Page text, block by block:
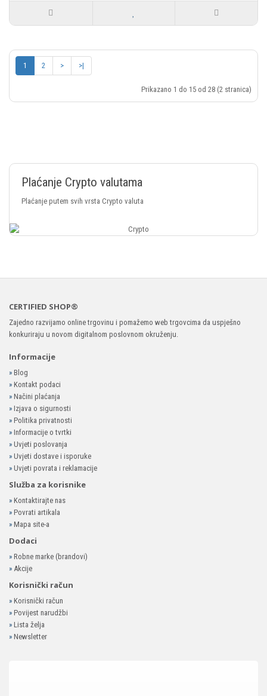
1 2 > >|
Prikazano 1 do 15 od 28 (2 stranica)
Plaćanje Crypto valutama
Plaćanje putem svih vrsta Crypto valuta
CERTIFIED SHOP®
Zajedno razvijamo online trgovinu i pomažemo web trgovcima da uspješno
konkuriraju u novom digitalnom poslovnom okruženju.
Informacije
» Blog
» Kontakt podaci
» Načini plaćanja
» Izjava o sigurnosti
» Politika privatnosti
» Informacije o tvrtki
» Uvjeti poslovanja
» Uvjeti dostave i isporuke
» Uvjeti povrata i reklamacije
Služba za korisnike
» Kontaktirajte nas
» Povrati artikala
» Mapa site-a
Dodaci
» Robne marke (brandovi)
» Akcije
Korisnički račun
» Korisnički račun
» Povijest narudžbi
» Lista želja
» Newsletter